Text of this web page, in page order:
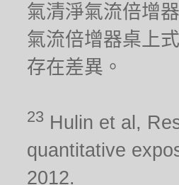
氣清淨氣流倍增
氣流倍增器桌上
存在差異。
23 Hulin et al,
quantitative
2012.